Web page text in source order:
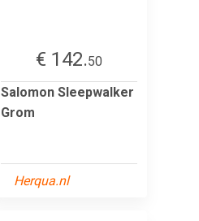
€ 142.50
Salomon Sleepwalker
Grom
Herqua.nl